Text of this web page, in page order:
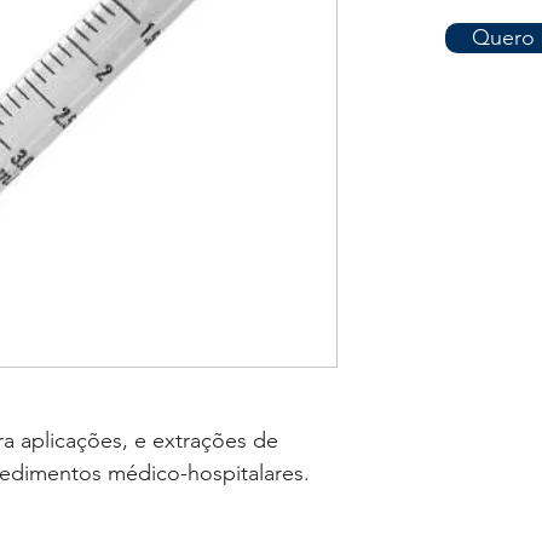
aplicações, e extrações de
médico-hospitalares.
Quero